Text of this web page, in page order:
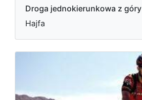
Droga jednokierunkowa z góry
Hajfa